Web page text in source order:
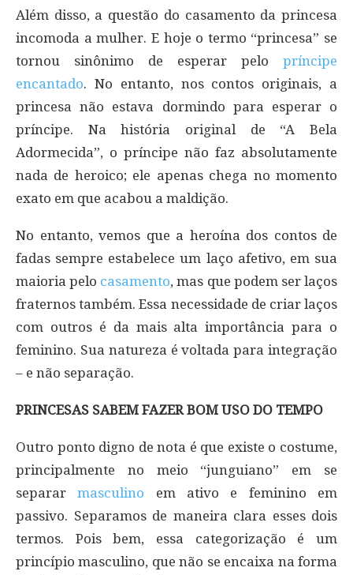
Além disso, a questão do casamento da princesa
incomoda a mulher. E hoje o termo “princesa” se
tornou sinônimo de esperar pelo príncipe
encantado. No entanto, nos contos originais, a
princesa não estava dormindo para esperar o
príncipe. Na história original de “A Bela
Adormecida”, o príncipe não faz absolutamente
nada de heroico; ele apenas chega no momento
exato em que acabou a maldição.
No entanto, vemos que a heroína dos contos de
fadas sempre estabelece um laço afetivo, em sua
maioria pelo casamento, mas que podem ser laços
fraternos também. Essa necessidade de criar laços
com outros é da mais alta importância para o
feminino. Sua natureza é voltada para integração
– e não separação.
PRINCESAS SABEM FAZER BOM USO DO TEMPO
Outro ponto digno de nota é que existe o costume,
principalmente no meio “junguiano” em se
separarmasculino em ativo e feminino em
passivo. Separamos de maneira clara esses dois
termos. Pois bem, essa categorização é um
princípio masculino, que não se encaixa na forma